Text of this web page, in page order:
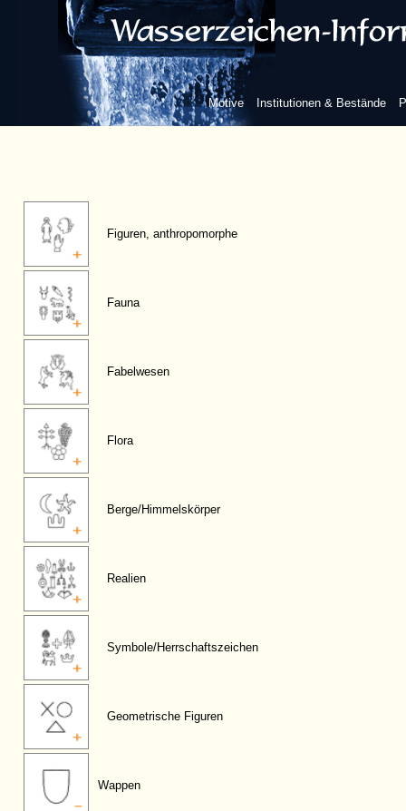
Motive Institutionen & Bestände
Figuren, anthropomorphe
Fauna
Fabelwesen
Flora
Berge/Himmelskörper
Realien
Symbole/Herrschaftszeichen
Geometrische Figuren
Wappen